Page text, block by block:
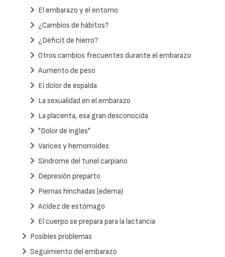
El embarazo y el entorno
¿Cambios de hábitos?
¿Déficit de hierro?
Otros cambios frecuentes durante el embarazo
Aumento de peso
El dolor de espalda
La sexualidad en el embarazo
La placenta, esa gran desconocida
"Dolor de ingles"
Varices y hemorroides
Síndrome del tunel carpiano
Depresión preparto
Piernas hinchadas (edema)
Acidez de estómago
El cuerpo se prepara para la lactancia
Posibles problemas
Seguimiento del embarazo